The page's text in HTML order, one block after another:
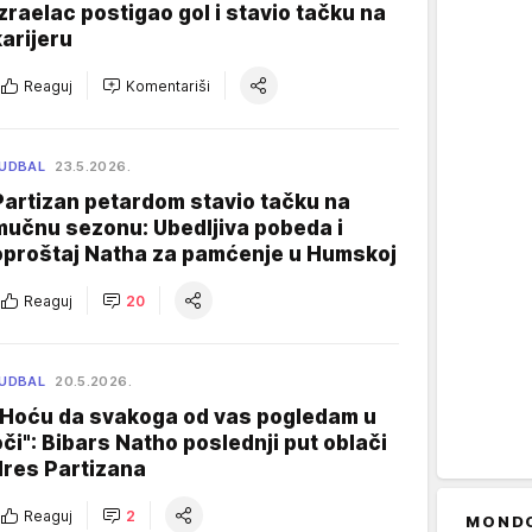
postigao gol i stavio tačku na
Reaguj Komentariši
23.5.2026.
petardom stavio tačku na
sezonu: Ubedljiva pobeda i
Natha za pamćenje u Humskoj
Reaguj 20
20.5.2026.
da svakoga od vas pogledam u
Bibars Natho poslednji put oblači
Partizana
Reaguj 2